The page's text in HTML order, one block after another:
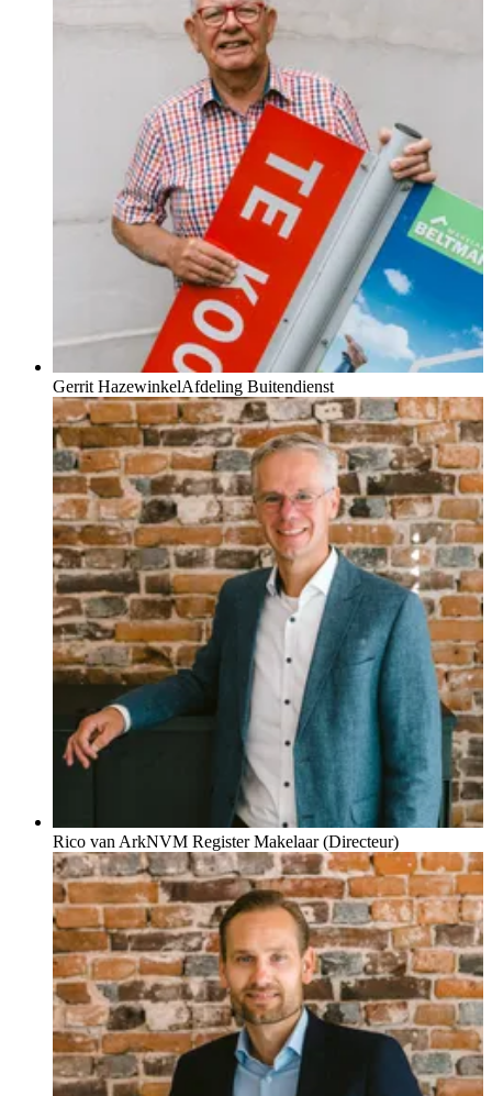
Gerrit HazewinkelAfdeling Buitendienst
Rico van ArkNVM Register Makelaar (Directeur)